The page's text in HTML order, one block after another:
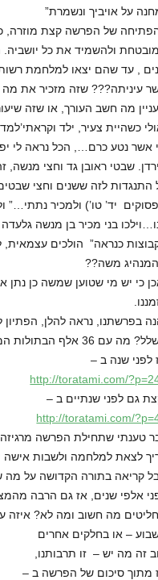
על אויביך ונשמרת”
של הפרשה קצת מוזרה,
ולהשמיד את כל יושביה.
, עד שהם יצאו למלחמת
עיניתה??? שזה מזכיר את
מה חשב העורך, או שזה
כשהיית צעיר, ילד
התנגדות לזה ששנים וחצי
יד’ טו’) ולמכיר נתתי…”
בני מכיר בן מנשה
כנראה” הולכים עצמאית,
משה??
כי יש מי שטוען שמשה כן
בפרשתנו, נראה להלן,
אלף הבתולות המדייניות שנלקחו בשבי כמה חודשים קודם לכן? קצת מרגיז.
לפני שנה ב –
http://toratami.com/
גם לפני שנתיים ב –
http://toratami.com/
לצאת למלחמה ולשבות אישה
קריאה בתורה הקדושה על מה
אלפי שנים, אז גם הרבה
מה חשוב ומה לא? איזה
– או בחלקים אחרים
זה מה יש – זו תרבותנו,
מתוך סיכום של הפרשה ב –